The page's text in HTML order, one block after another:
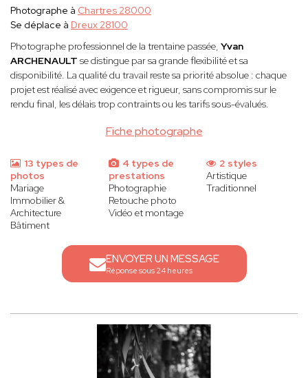
Fiche photographe
Photographe à Chartres 28000
Se déplace à Dreux 28100
Photographe professionnel de la trentaine passée, Yvan
ARCHENAULT se distingue par sa grande flexibilité et sa
disponibilité. La qualité du travail reste sa priorité absolue : chaque
projet est réalisé avec exigence et rigueur, sans compromis sur le
rendu final, les délais trop contraints ou les tarifs sous-évalués.
13 types de
photos
Mariage
Immobilier &
Architecture
Bâtiment
4 types de
prestations
Photographie
Retouche photo
Vidéo et montage
2 styles
Artistique
Traditionnel
ENVOYER UN MESSAGE
Réponse sous 24 heures